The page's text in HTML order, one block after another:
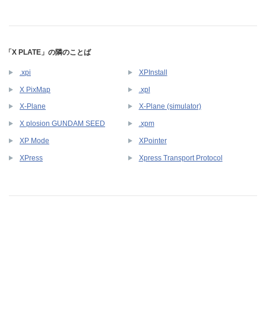
「X PLATE」の隣のことば
.xpi XPInstall
X PixMap .xpl
X-Plane X-Plane (simulator)
X plosion GUNDAM SEED .xpm
XP Mode XPointer
XPress Xpress Transport Protocol